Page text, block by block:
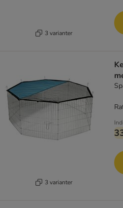
3 varianter
3 varianter